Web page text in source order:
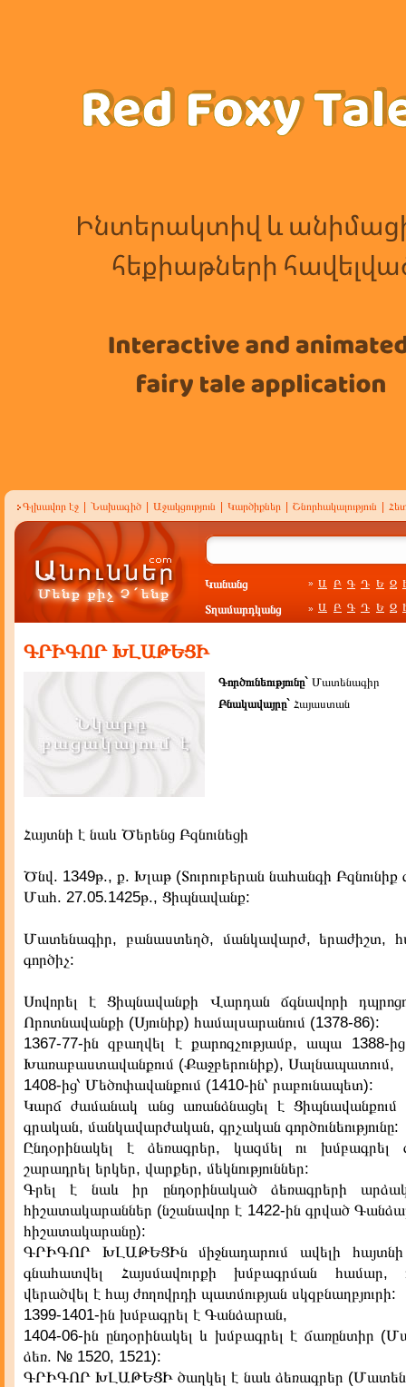
Գլխավոր էջ Նախագիծ Աջակցություն Կարծիքներ Շնորհակալություն
Կանանց » Ա Բ Գ Դ Ե Զ
Տղամարդկանց » Ա Բ Գ Դ Ե Զ
ԳՐԻԳՈՐ ԽԼԱԹԵՑԻ
Գործունեությունը` Մատենագիր
Բնակավայրը` Հայաստան
Հայտնի է նաև Ծերենց Բզնունեցի
Ծնվ. 1349թ., ք. Խլաթ (Տուրուբերան նահանգի
Մահ. 27.05.1425թ., Ցիպնավանք:
Մատենագիր, բանաստեղծ, մանկավարժ, երաժիշտ,
գործիչ:
Սովորել է Ցիպնավանքի Վարդան ճգնավորի
Որոտնավանքի (Սյունիք) համալսարանում (1378-86):
1367-77-ին զբաղվել է քարոզչությամբ, ապա 1388-
Խառաբաստավանքում (Քաջբերունիք), Սալնապատում,
1408-ից՝ Մեծոփավանքում (1410-ին՝ րաբունապետ):
Կարճ ժամանակ անց առանձնացել է Ցիպնավանքում
գրական, մանկավարժական, գրչական գործունեությունը:
Ընդօրինակել է ձեռագրեր, կազմել ու խմբագրել
շարադրել երկեր, վարքեր, մեկնություններ:
Գրել է նաև իր ընդօրինակած ձեռագրերի
հիշատակարաններ (նշանավոր է 1422-ին գրված
հիշատակարանը):
ԳՐԻԳՈՐ ԽԼԱԹԵՑԻն միջնադարում ավելի
գնահատվել Հայսմավուրքի խմբագրման համար,
վերածվել է հայ ժողովրդի պատմության սկզբնաղբյուրի:
1399-1401-ին խմբագրել է Գանձարան,
1404-06-ին ընդօրինակել և խմբագրել է ճառընտիր
ձեռ. № 1520, 1521):
ԳՐԻԳՈՐ ԽԼԱԹԵՑԻ ծաղկել է նաև ձեռագրեր